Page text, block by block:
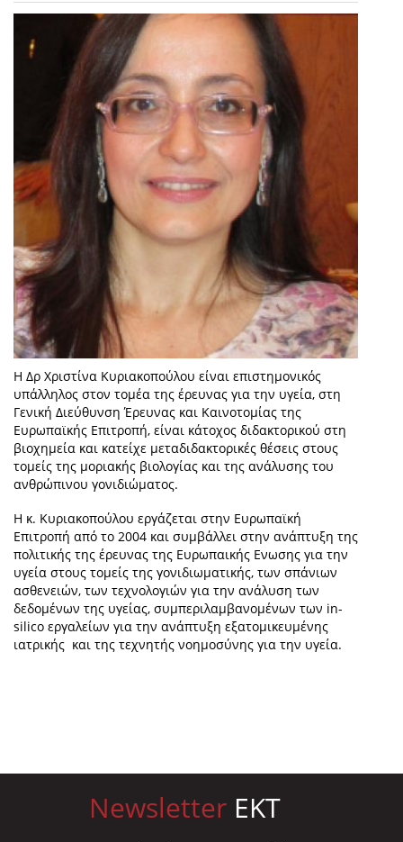
Η Δρ Χριστίνα Κυριακοπούλου είναι επιστημονικός
υπάλληλος στον τομέα της έρευνας για την υγεία, στη
Γενική Διεύθυνση Έρευνας και Καινοτομίας της
Ευρωπαϊκής Επιτροπή, είναι κάτοχος διδακτορικού στη
βιοχημεία και κατείχε μεταδιδακτορικές θέσεις στους
τομείς της μοριακής βιολογίας και της ανάλυσης του
ανθρώπινου γονιδιώματος.
Η κ. Κυριακοπούλου εργάζεται στην Ευρωπαϊκή
Επιτροπή από το 2004 και συμβάλλει στην ανάπτυξη της
πολιτικής της έρευνας της Ευρωπαικής Ενωσης για την
υγεία στους τομείς της γονιδιωματικής, των σπάνιων
ασθενειών, των τεχνολογιών για την ανάλυση των
δεδομένων της υγείας, συμπεριλαμβανομένων των in-
silico εργαλείων για την ανάπτυξη εξατομικευμένης
ιατρικής και της τεχνητής νοημοσύνης για την υγεία.
Newsletter EKT